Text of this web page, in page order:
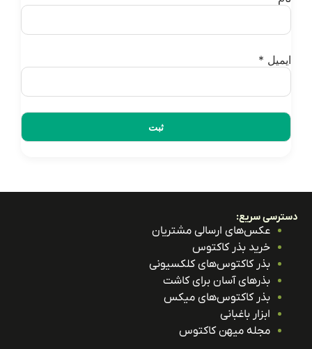
*
سریع:
عکس‌های ارسالی مشتریان
خرید بذر کاکتوس
بذر کاکتوس‌های کلکسیونی
بذرهای آسان برای کاشت
بذر کاکتوس‌های میکس
ابزار باغبانی
مجله میهن کاکتوس